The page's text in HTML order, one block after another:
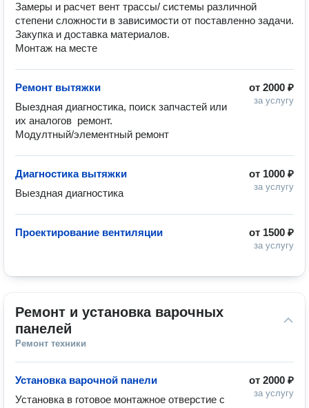
Замеры и расчет вент трассы/ системы различной
степени сложности в зависимости от поставленно задачи.
Закупка и доставка материалов.
Монтаж на месте
от 2000 ₽
за услугу
Ремонт вытяжки
Выездная диагностика, поиск запчастей или
их аналогов  ремонт.
Модултный/элементный ремонт
от 1000 ₽
за услугу
Диагностика вытяжки
Выездная диагностика
от 1500 ₽
за услугу
Проектирование вентиляции
Ремонт и установка варочных
панелей
Ремонт техники
от 2000 ₽
за услугу
Установка варочной панели
Установка в готовое монтажное отверстие с